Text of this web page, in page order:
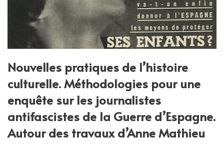
Nouvelles pratiques de l’histoire
culturelle. Méthodologies pour une
enquête sur les journalistes
antifascistes de la Guerre d’Espagne.
Autour des travaux d’Anne Mathieu